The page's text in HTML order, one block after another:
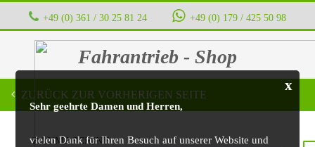
+49 (0) 361 / 30 25 81 24 ‭ ‭ ‭ ‭ +49 (0) 179 / 425 50 98
Fahrantrieb - Shop
x
Sehr geehrte Damen und Herren,
vielen Dank für Ihren Besuch auf unserer Website und
ZURÜCK ZUR VORHERIGEN SEITE
BAUMASCHINE